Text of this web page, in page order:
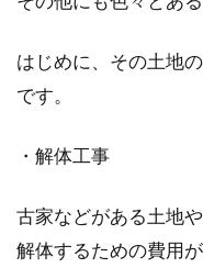
新
ア
はじめに、その土地
です。
・解体工事
古家などがある土地
解体するための費用が